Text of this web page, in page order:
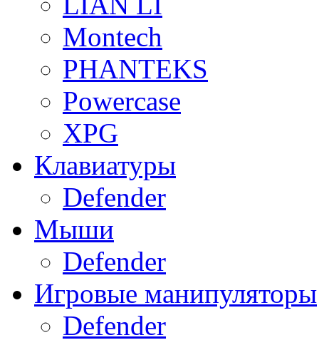
Montech
PHANTEKS
Powercase
XPG
Клавиатуры
Defender
Мыши
Defender
Игровые манипуляторы
Defender